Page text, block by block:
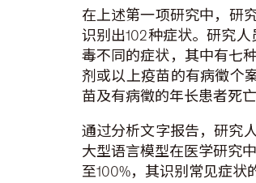
在上述第一项研究中，研
识别出102种症状。研究
毒不同的症状，其中有七
剂或以上疫苗的有病徵个
苗及有病徵的年长患者死
通过分析文字报告，研究
大型语言模型在医学研究
至100%，其识别常见症状